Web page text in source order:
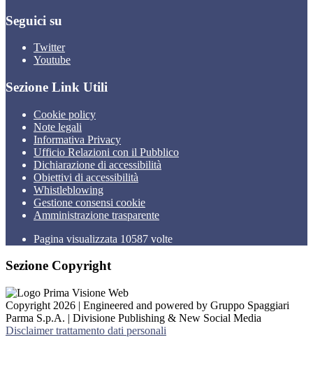
Seguici su
Twitter
Youtube
Sezione Link Utili
Cookie policy
Note legali
Informativa Privacy
Ufficio Relazioni con il Pubblico
Dichiarazione di accessibilità
Obiettivi di accessibilità
Whistleblowing
Gestione consensi cookie
Amministrazione trasparente
Pagina visualizzata 10587 volte
Sezione Copyright
Copyright 2026 | Engineered and powered by Gruppo Spaggiari
Parma S.p.A. | Divisione Publishing & New Social Media
Disclaimer trattamento dati personali